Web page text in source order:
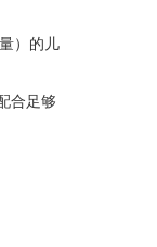
）的儿
合足够